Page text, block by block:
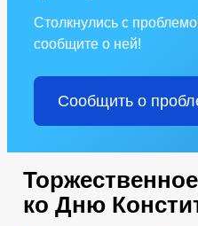
Столкнулись с
сообщите о ней!
Сообщить о
ко Дню